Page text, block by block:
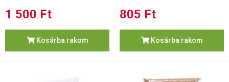
1 500 Ft
Kosárba rakom
805 Ft
Kosárba rakom